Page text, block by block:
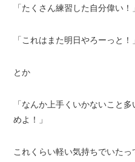
「たくさん練習した自分偉い！
「これはまた明日やろーっと！
とか
「なんか上手くいかないこと
めよ！」
これくらい軽い気持ちでいたっ